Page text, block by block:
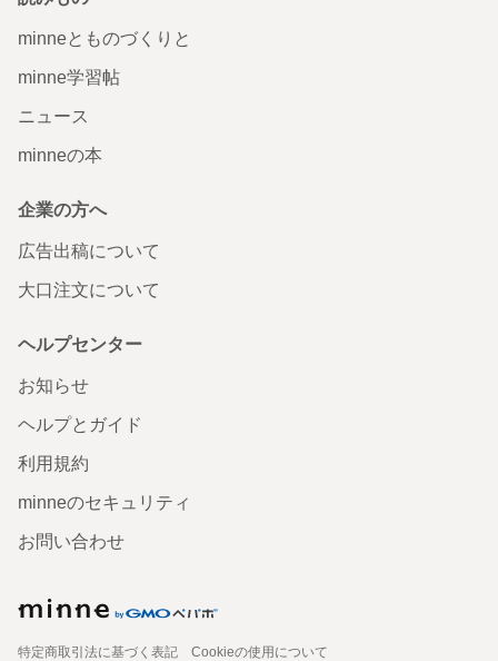
minneとものづくりと
minne学習帖
ニュース
minneの本
企業の方へ
広告出稿について
大口注文について
ヘルプセンター
お知らせ
ヘルプとガイド
利用規約
minneのセキュリティ
お問い合わせ
特定商取引法に基づく表記
Cookieの使用について